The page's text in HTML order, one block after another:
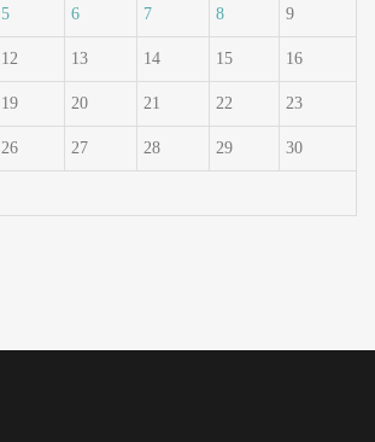
5 6 7 8 9
12 13 14 15 16
19 20 21 22 23
26 27 28 29 30